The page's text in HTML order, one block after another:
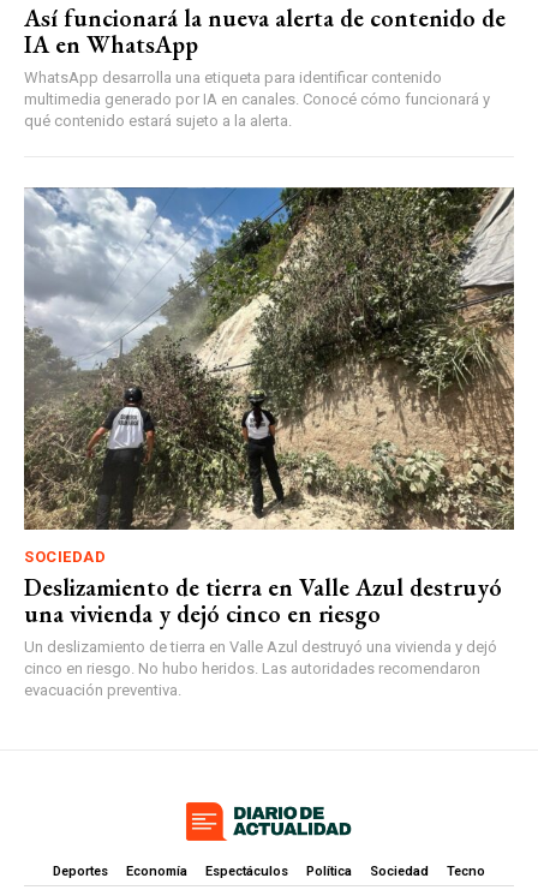
Así funcionará la nueva alerta de contenido de
IA en WhatsApp
WhatsApp desarrolla una etiqueta para identificar contenido
multimedia generado por IA en canales. Conocé cómo funcionará y
qué contenido estará sujeto a la alerta.
SOCIEDAD
Deslizamiento de tierra en Valle Azul destruyó
una vivienda y dejó cinco en riesgo
Un deslizamiento de tierra en Valle Azul destruyó una vivienda y dejó
cinco en riesgo. No hubo heridos. Las autoridades recomendaron
evacuación preventiva.
Deportes Economía Espectáculos Política Sociedad Tecno